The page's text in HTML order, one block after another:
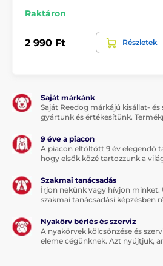
Raktáron
2 990 Ft Részletek
Saját márkánk
Saját Reedog márkájú kisállat-
gyártunk és értékesítünk.
9 éve a piacon
A piacon eltöltött 9 év elegendő
hogy elsők közé tartozzunk a
Szakmai tanácsadás
Írjon nekünk vagy hívjon minket.
szakmai tanácsadási képzésben
Nyakörv bérlés és szerviz
A nyakörvek kölcsönzése és
eleme cégünknek. Azt nyújtjuk,